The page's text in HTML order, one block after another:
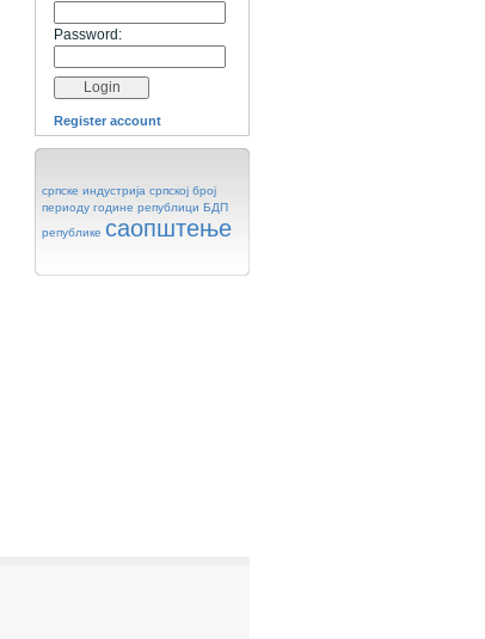
Password:
Register account
српске индустрија српској број
периоду године републици БДП
републике саопштење